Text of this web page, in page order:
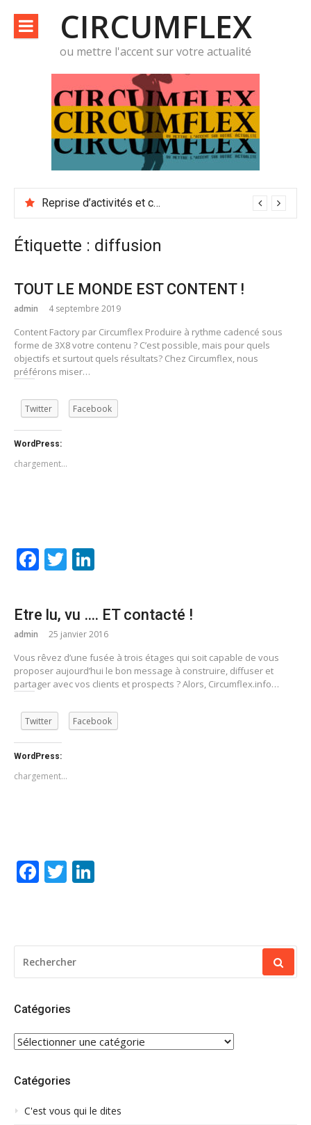
contenu
CIRCUMFLEX
ou mettre l'accent sur votre actualité
Reprise d’activités et conditions de travail
Étiquette : diffusion
TOUT LE MONDE EST CONTENT !
admin 4 septembre 2019
Content Factory par Circumflex Produire à rythme cadencé sous
forme de 3X8 votre contenu ? C’est possible, mais pour quels
objectifs et surtout quels résultats? Chez Circumflex, nous
préférons miser…
Twitter Facebook
WordPress:
chargement…
Facebook
Twitter
Etre lu, vu …. ET contacté !
admin 25 janvier 2016
Vous rêvez d’une fusée à trois étages qui soit capable de vous
proposer aujourd’hui le bon message à construire, diffuser et
partager avec vos clients et prospects ? Alors, Circumflex.info…
Twitter Facebook
WordPress:
chargement…
Facebook
Twitter
POUR
:
Catégories
CATÉGORIES
Catégories
C'est vous qui le dites